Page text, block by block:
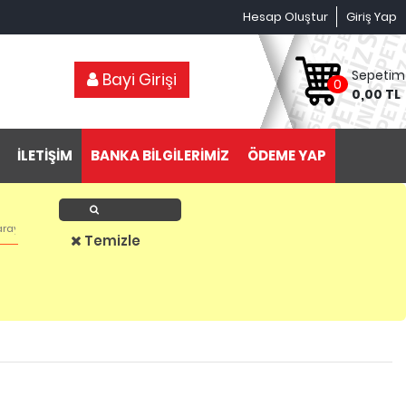
Giriş Yap
Hesap Oluştur
Bayi Girişi 0
Sepetim
0,00 TL
İLETİŞİM BANKA BİLGİLERİMİZ ÖDEME YAP
Ürün Ara
Temizle